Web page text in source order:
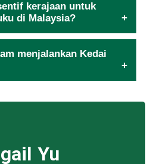
kerajaan untuk
di Malaysia?
menjalankan Kedai
Yu